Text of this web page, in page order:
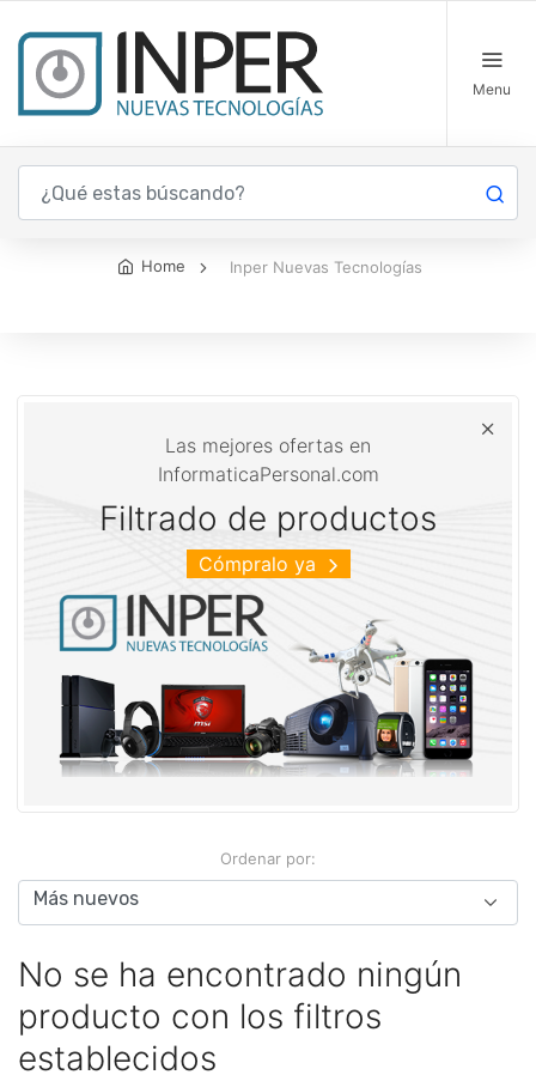
Menu
Inper Nuevas Tecnologías
Home Inper Nuevas Tecnologías
Las mejores ofertas en
InformaticaPersonal.com
Filtrado de productos
Cómpralo ya
Ordenar por:
No se ha encontrado ningún
producto con los filtros
establecidos